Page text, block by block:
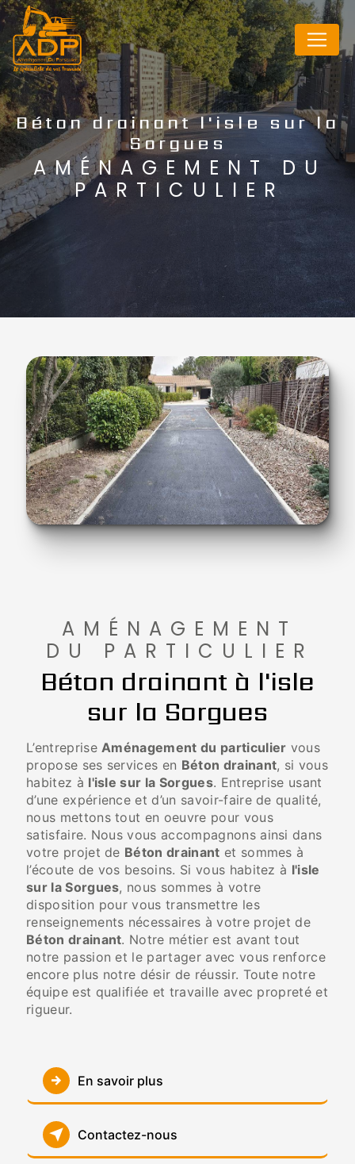
Béton drainant l'isle sur la
Sorgues
AMÉNAGEMENT DU
PARTICULIER
AMÉNAGEMENT
DU PARTICULIER
Béton drainant à l'isle
sur la Sorgues
L’entreprise Aménagement du particulier vous
propose ses services en Béton drainant, si vous
habitez à l'isle sur la Sorgues. Entreprise usant
d’une expérience et d’un savoir-faire de qualité,
nous mettons tout en oeuvre pour vous
satisfaire. Nous vous accompagnons ainsi dans
votre projet de Béton drainant et sommes à
l’écoute de vos besoins. Si vous habitez à l'isle
sur la Sorgues, nous sommes à votre
disposition pour vous transmettre les
renseignements nécessaires à votre projet de
Béton drainant. Notre métier est avant tout
notre passion et le partager avec vous renforce
encore plus notre désir de réussir. Toute notre
équipe est qualifiée et travaille avec propreté et
rigueur.
En savoir plus
Contactez-nous
Panneau de gestion des cookies